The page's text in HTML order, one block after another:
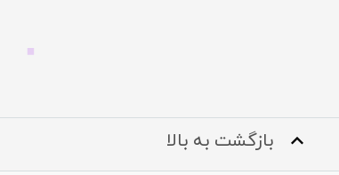
بازگشت به بالا